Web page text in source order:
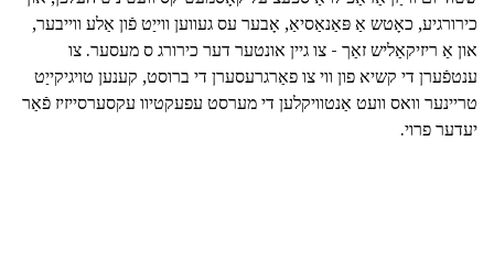
כירורגיע, כאָטש אַ פּאַנאַסיאַ, אָבער עס געווען ווייַט פֿון אַלע ווייבער,
און אַ ריזיקאַליש זאַך - צו גיין אונטער דער כירורג ס מעסער. צו
ענטפֿערן די קשיא פון ווי צו פאַרגרעסערן די ברוסט, קענען טויגיקייַט
טריינער וואס וועט אַנטוויקלען די מערסט עפעקטיוו עקסערסייזיז פֿאַר
יעדער פרוי.